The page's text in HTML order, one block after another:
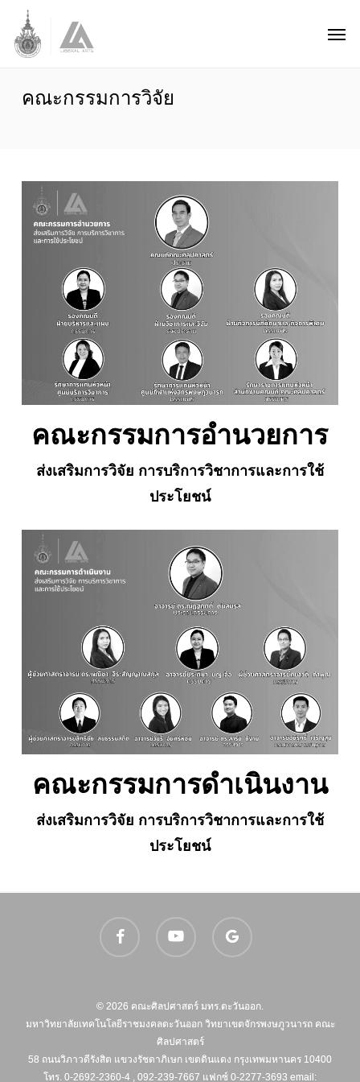
main
คณะกรรมการวิจัย
คณะกรรมการอำนวยการ
ส่งเสริมการวิจัย การบริการวิชาการและการใช้
ประโยชน์
คณะกรรมการดำเนินงาน
ส่งเสริมการวิจัย การบริการวิชาการและการใช้
ประโยชน์
plus
© 2026 คณะศิลปศาสตร์ มทร.ตะวันออก.
มหาวิทยาลัยเทคโนโลยีราชมงคลตะวันออก วิทยาเขตจักรพงษภูวนารถ คณะ
ศิลปศาสตร์
58 ถนนวิภาวดีรังสิต แขวงรัชดาภิเษก เขตดินแดง กรุงเทพมหานคร 10400
โทร. 0-2692-2360-4 , 092-239-7667 แฟกซ์ 0-2277-3693 email: